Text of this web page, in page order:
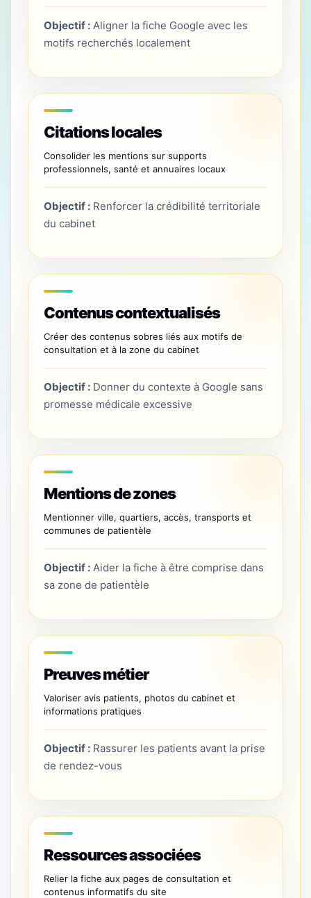
Objectif : Aligner la fiche Google avec les
motifs recherchés localement
Citations locales
Consolider les mentions sur supports
professionnels, santé et annuaires locaux
Objectif : Renforcer la crédibilité territoriale
du cabinet
Contenus contextualisés
Créer des contenus sobres liés aux motifs de
consultation et à la zone du cabinet
Objectif : Donner du contexte à Google sans
promesse médicale excessive
Mentions de zones
Mentionner ville, quartiers, accès, transports et
communes de patientèle
Objectif : Aider la fiche à être comprise dans
sa zone de patientèle
Preuves métier
Valoriser avis patients, photos du cabinet et
informations pratiques
Objectif : Rassurer les patients avant la prise
de rendez-vous
Ressources associées
Relier la fiche aux pages de consultation et
contenus informatifs du site